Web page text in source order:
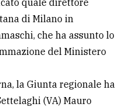
di Milano in
che ha assunto lo
del Ministero
la Giunta regionale ha
(VA) Mauro